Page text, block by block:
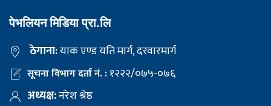
पेभलियन मिडिया प्रा.लि
ठेगाना:याक एण्ड यति मार्ग, दरवारमार्ग
सूचना विभाग दर्ता नं. :१२२२/०७५-०७६
अध्यक्ष:नरेश श्रेष्ठ